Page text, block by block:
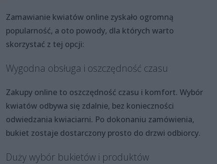
Zamawianie kwiatów online zyskało ogromną
popularność, a oto powody, dla których warto
skorzystać z tej opcji:
Wygodna obsługa i oszczędność czasu
Zakupy online to oszczędność czasu i komfort. Wybór
kwiatów odbywa się zdalnie, bez konieczności
odwiedzania kwiaciarni. Po dokonaniu zamówienia,
bukiet zostaje dostarczony prosto do drzwi odbiorcy.
Duży wybór bukietów i produktów